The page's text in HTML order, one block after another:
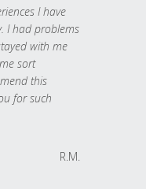
I have
I had problems
with me
sort
this
for such
R.M.